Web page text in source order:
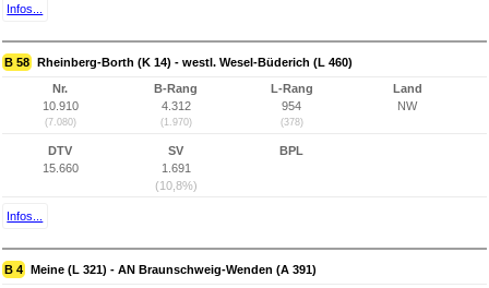
Infos...
B 58 Rheinberg-Borth (K 14) - westl. Wesel-Büderich (L 460)
Nr.
10.910
(7.080)
B-Rang
4.312
(1.970)
L-Rang
954
(378)
Land
NW
DTV
15.660
SV
1.691
(10,8%)
BPL
Infos...
B 4 Meine (L 321) - AN Braunschweig-Wenden (A 391)